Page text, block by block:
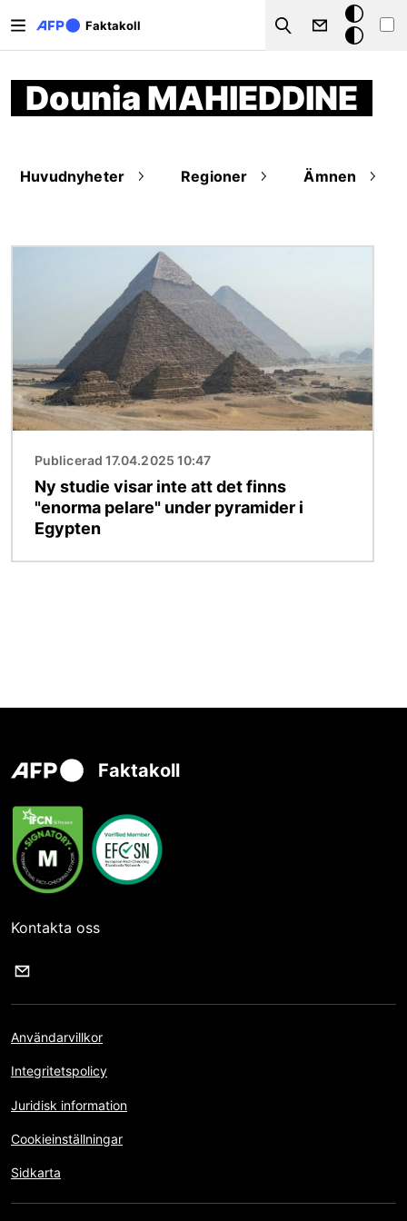
Faktakoll
Search
Mörkt
läge
Dounia MAHIEDDINE
Huvudnyheter Regioner Ämnen
Publicerad 17.04.2025 10:47
Ny studie visar inte att det finns
"enorma pelare" under pyramider i
Egypten
Faktakoll
Kontakta oss
Användarvillkor
Integritetspolicy
Juridisk information
Cookieinställningar
Sidkarta